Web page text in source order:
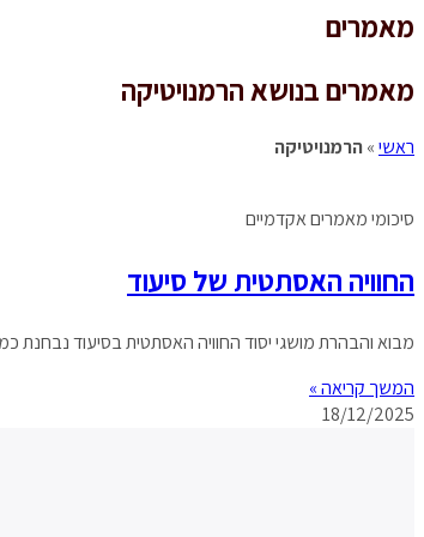
מאמרים
מאמרים בנושא הרמנויטיקה
ראשי»הרמנויטיקה
סיכומי מאמרים אקדמיים
החוויה האסתטית של סיעוד
מבוא והבהרת מושגי יסוד החוויה האסתטית בסיעוד נבחנת
המשך קריאה »
18/12/2025